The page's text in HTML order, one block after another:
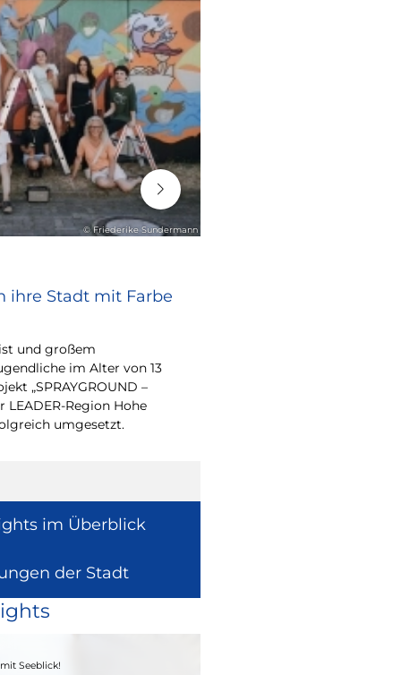
© Friederike Sundermann
ihre Stadt mit Farbe
und großem
im Alter von 13
„SPRAYGROUND –
Region Hohe
umgesetzt.
im Überblick
der Stadt
Seeblick!